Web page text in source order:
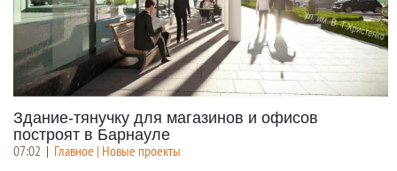
Здание-тянучку для магазинов и офисов
построят в Барнауле
07:02 | Главное | Новые проекты